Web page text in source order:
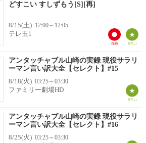
どすこい すしずもう[S][再]
8/15(土) 12:00～12:05
テレ玉1
アンタッチャブル山崎の実録 現役サラリ
ーマン言い訳大全【セレクト】#15
8/18(火) 03:25～03:30
ファミリー劇場HD
アンタッチャブル山崎の実録 現役サラリ
ーマン言い訳大全【セレクト】#16
8/25(火) 03:25～03:30